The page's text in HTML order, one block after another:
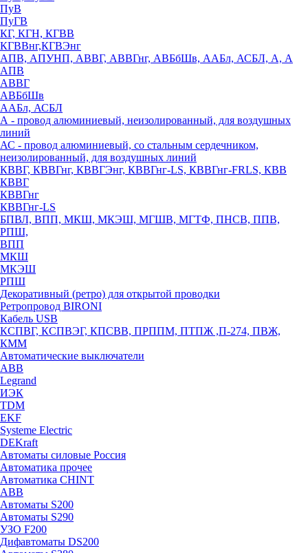
ПуВ
ПуГВ
КГ, КГН, КГВВ
КГВВнг,КГВЭнг
АПВ, АПУНП, АВВГ, АВВГнг, АВБбШв, ААБл, АСБЛ, А, А
АПВ
АВВГ
АВБбШв
ААБл, АСБЛ
А - провод алюминиевый, неизолированный, для воздушных
линий
АС - провод алюминиевый, со стальным сердечником,
неизолированный, для воздушных линий
КВВГ, КВВГнг, КВВГЭнг, КВВГнг-LS, КВВГнг-FRLS, КВВ
КВВГ
КВВГнг
КВВГнг-LS
БПВЛ, ВПП, МКШ, МКЭШ, МГШВ, МГТФ, ПНСВ, ППВ,
РПШ,
ВПП
МКШ
МКЭШ
РПШ
Декоративный (ретро) для открытой проводки
Ретропровод BIRONI
Кабель USB
КСПВГ, КСПВЭГ, КПСВВ, ПРППМ, ПТПЖ ,П-274, ПВЖ,
КММ
Автоматические выключатели
ABB
Legrand
ИЭК
TDM
EKF
Systeme Electric
DEKraft
Автоматы силовые Россия
Автоматика прочее
Автоматика CHINT
ABB
Автоматы S200
Автоматы S290
УЗО F200
Дифавтоматы DS200